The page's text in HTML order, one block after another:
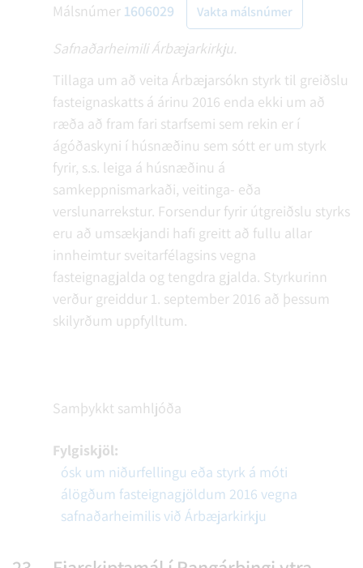
Málsnúmer 1606029 Vakta málsnúmer
Safnaðarheimili Árbæjarkirkju.
Tillaga um að veita Árbæjarsókn styrk til greiðslu
fasteignaskatts á árinu 2016 enda ekki um að
ræða að fram fari starfsemi sem rekin er í
ágóðaskyni í húsnæðinu sem sótt er um styrk
fyrir, s.s. leiga á húsnæðinu á
samkeppnismarkaði, veitinga- eða
verslunarrekstur. Forsendur fyrir útgreiðslu styrks
eru að umsækjandi hafi greitt að fullu allar
innheimtur sveitarfélagsins vegna
fasteignagjalda og tengdra gjalda. Styrkurinn
verður greiddur 1. september 2016 að þessum
skilyrðum uppfylltum.
Samþykkt samhljóða
Fylgiskjöl:
ósk um niðurfellingu eða styrk á móti
álögðum fasteignagjöldum 2016 vegna
safnaðarheimilis við Árbæjarkirkju